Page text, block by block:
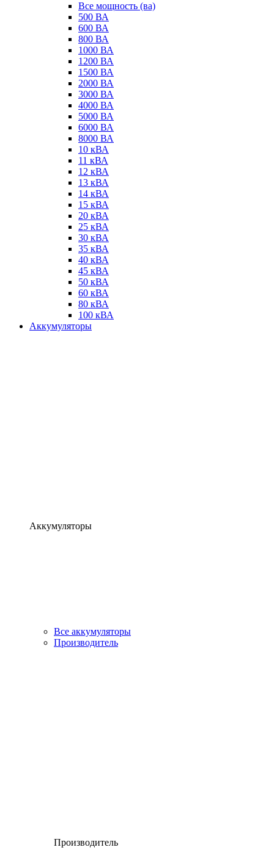
Все мощность (ва)
500 ВА
600 ВА
800 ВА
1000 ВА
1200 ВА
1500 ВА
2000 ВА
3000 ВА
4000 ВА
5000 ВА
6000 ВА
8000 ВА
10 кВА
11 кВА
12 кВА
13 кВА
14 кВА
15 кВА
20 кВА
25 кВА
30 кВА
35 кВА
40 кВА
45 кВА
50 кВА
60 кВА
80 кВА
100 кВА
Аккумуляторы
Аккумуляторы
Все аккумуляторы
Производитель
Производитель